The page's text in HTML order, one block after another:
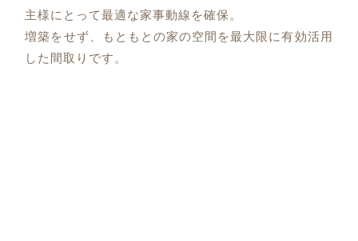
主様にとって最適な家事動線を確保。
増築をせず、もともとの家の空間を最大限に有効活用
した間取りです。